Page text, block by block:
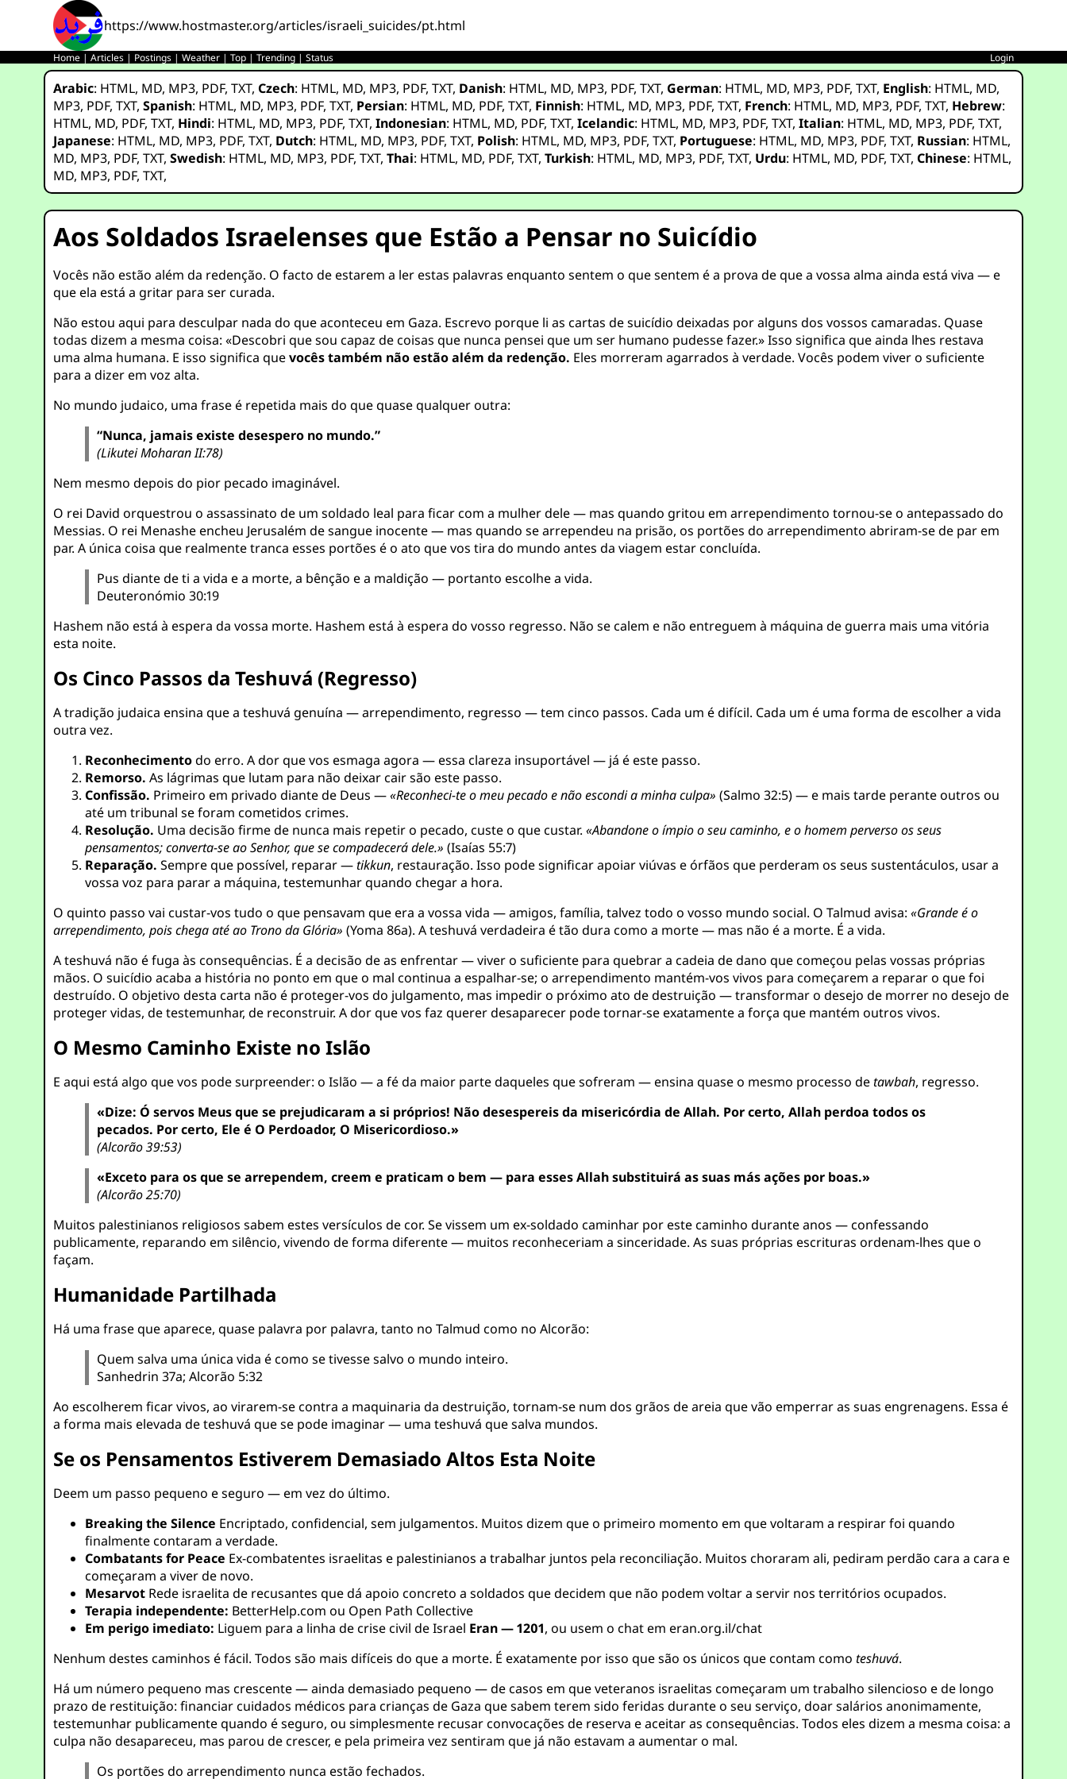
https://www.hostmaster.org/articles/israeli_suicides/pt.html
Home |Articles | Postings |Weather |Top |Trending |Status Login
Arabic: HTML, MD, MP3, PDF,TXT,Czech: HTML, MD, MP3, PDF,TXT, Danish: HTML, MD, MP3, PDF,TXT, German: HTML, MD, MP3, PDF,TXT, English: HTML, MD,
MP3, PDF,TXT,Spanish: HTML, MD, MP3, PDF,TXT, Persian: HTML, MD, PDF,TXT, Finnish: HTML, MD, MP3, PDF,TXT, French: HTML, MD, MP3, PDF,TXT, Hebrew:
HTML, MD, PDF,TXT, Hindi: HTML, MD, MP3, PDF,TXT,Indonesian: HTML, MD, PDF,TXT,Icelandic: HTML, MD, MP3, PDF,TXT,Italian: HTML, MD, MP3, PDF,TXT,
Japanese: HTML, MD, MP3, PDF,TXT, Dutch: HTML, MD, MP3, PDF,TXT, Polish: HTML, MD, MP3, PDF,TXT, Portuguese: HTML, MD, MP3, PDF,TXT, Russian: HTML,
MD, MP3, PDF,TXT,Swedish: HTML, MD, MP3, PDF,TXT,Thai: HTML, MD, PDF,TXT,Turkish: HTML, MD, MP3, PDF,TXT, Urdu: HTML, MD, PDF,TXT,Chinese: HTML,
MD, MP3, PDF,TXT,
Aos Soldados Israelenses que Estão a Pensar no Suicídio
Vocês não estão além da redenção. O facto de estarem a ler estas palavras enquanto sentem o que sentem é a prova de que a vossa alma ainda está viva — e
que ela está a gritar para ser curada.
Não estou aqui para desculpar nada do que aconteceu em Gaza. Escrevo porque li as cartas de suicídio deixadas por alguns dos vossos camaradas. Quase
todas dizem a mesma coisa: «Descobri que sou capaz de coisas que nunca pensei que um ser humano pudesse fazer.» Isso significa que ainda lhes restava
uma alma humana. E isso significa quevocês também não estão além da redenção. Eles morreram agarrados à verdade. Vocês podem viver o suficiente
para a dizer em voz alta.
No mundo judaico, uma frase é repetida mais do que quase qualquer outra:
“Nunca, jamais existe desespero no mundo.”
(Likutei Moharan II:78)
Nem mesmo depois do pior pecado imaginável.
O rei David orquestrou o assassinato de um soldado leal para ficar com a mulher dele — mas quando gritou em arrependimento tornou-se o antepassado do
Messias. O rei Menashe encheu Jerusalém de sangue inocente — mas quando se arrependeu na prisão, os portões do arrependimento abriram-se de par em
par. A única coisa que realmente tranca esses portões é o ato que vos tira do mundo antes da viagem estar concluída.
Pus diante de ti a vida e a morte, a bênção e a maldição — portanto escolhe a vida.
Deuteronómio 30:19
Hashem não está à espera da vossa morte. Hashem está à espera do vosso regresso. Não se calem e não entreguem à máquina de guerra mais uma vitória
esta noite.
Os Cinco Passos da Teshuvá (Regresso)
A tradição judaica ensina que a teshuvá genuína — arrependimento, regresso — tem cinco passos. Cada um é difícil. Cada um é uma forma de escolher a vida
outra vez.
Reconhecimentodo erro. A dor que vos esmaga agora — essa clareza insuportável — já é este passo.
Remorso. As lágrimas que lutam para não deixar cair são este passo.
Confissão. Primeiro em privado diante de Deus —«Reconheci-te o meu pecado e não escondi a minha culpa» (Salmo 32:5) — e mais tarde perante outros ou
até um tribunal se foram cometidos crimes.
Resolução. Uma decisão firme de nunca mais repetir o pecado, custe o que custar.«Abandone o ímpio o seu caminho, e o homem perverso os seus
pensamentos; converta-se ao Senhor, que se compadecerá dele.» (Isaías 55:7)
Reparação. Sempre que possível, reparar —tikkun, restauração. Isso pode significar apoiar viúvas e órfãos que perderam os seus sustentáculos, usar a
vossa voz para parar a máquina, testemunhar quando chegar a hora.
O quinto passo vai custar-vos tudo o que pensavam que era a vossa vida — amigos, família, talvez todo o vosso mundo social. O Talmud avisa:«Grande é o
arrependimento, pois chega até ao Trono da Glória» (Yoma 86a). A teshuvá verdadeira é tão dura como a morte — mas não é a morte. É a vida.
A teshuvá não é fuga às consequências. É a decisão de as enfrentar — viver o suficiente para quebrar a cadeia de dano que começou pelas vossas próprias
mãos. O suicídio acaba a história no ponto em que o mal continua a espalhar-se; o arrependimento mantém-vos vivos para começarem a reparar o que foi
destruído. O objetivo desta carta não é proteger-vos do julgamento, mas impedir o próximo ato de destruição — transformar o desejo de morrer no desejo de
proteger vidas, de testemunhar, de reconstruir. A dor que vos faz querer desaparecer pode tornar-se exatamente a força que mantém outros vivos.
O Mesmo Caminho Existe no Islão
E aqui está algo que vos pode surpreender: o Islão — a fé da maior parte daqueles que sofreram — ensina quase o mesmo processo detawbah, regresso.
«Dize: Ó servos Meus que se prejudicaram a si próprios! Não desespereis da misericórdia de Allah. Por certo, Allah perdoa todos os
pecados. Por certo, Ele é O Perdoador, O Misericordioso.»
(Alcorão 39:53)
«Exceto para os que se arrependem, creem e praticam o bem — para esses Allah substituirá as suas más ações por boas.»
(Alcorão 25:70)
Muitos palestinianos religiosos sabem estes versículos de cor. Se vissem um ex-soldado caminhar por este caminho durante anos — confessando
publicamente, reparando em silêncio, vivendo de forma diferente — muitos reconheceriam a sinceridade. As suas próprias escrituras ordenam-lhes que o
façam.
Humanidade Partilhada
Há uma frase que aparece, quase palavra por palavra, tanto no Talmud como no Alcorão:
Quem salva uma única vida é como se tivesse salvo o mundo inteiro.
Sanhedrin 37a; Alcorão 5:32
Ao escolherem ficar vivos, ao virarem-se contra a maquinaria da destruição, tornam-se num dos grãos de areia que vão emperrar as suas engrenagens. Essa é
a forma mais elevada de teshuvá que se pode imaginar — uma teshuvá que salva mundos.
Se os Pensamentos Estiverem Demasiado Altos Esta Noite
Deem um passo pequeno e seguro — em vez do último.
Breaking the Silence Encriptado, confidencial, sem julgamentos. Muitos dizem que o primeiro momento em que voltaram a respirar foi quando
finalmente contaram a verdade.
Combatants for Peace Ex-combatentes israelitas e palestinianos a trabalhar juntos pela reconciliação. Muitos choraram ali, pediram perdão cara a cara e
começaram a viver de novo.
Mesarvot Rede israelita de recusantes que dá apoio concreto a soldados que decidem que não podem voltar a servir nos territórios ocupados.
Terapia independente: BetterHelp.com ou Open Path Collective
Em perigo imediato: Liguem para a linha de crise civil de Israel Eran — 1201, ou usem o chat emeran.org.il/chat
Nenhum destes caminhos é fácil. Todos são mais difíceis do que a morte. É exatamente por isso que são os únicos que contam comoteshuvá.
Há um número pequeno mas crescente — ainda demasiado pequeno — de casos em que veteranos israelitas começaram um trabalho silencioso e de longo
prazo de restituição: financiar cuidados médicos para crianças de Gaza que sabem terem sido feridas durante o seu serviço, doar salários anonimamente,
testemunhar publicamente quando é seguro, ou simplesmente recusar convocações de reserva e aceitar as consequências. Todos eles dizem a mesma coisa: a
culpa não desapareceu, mas parou de crescer, e pela primeira vez sentiram que já não estavam a aumentar o mal.
Os portões do arrependimento nunca estão fechados.